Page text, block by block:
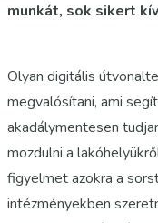
munkát, sok sikert
Olyan digitális
megvalósítani, ami
akadálymentesen
mozdulni a
figyelmet azokra a
intézményekben